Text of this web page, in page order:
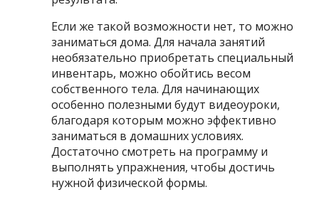
Если же такой возможности нет, то можно
заниматься дома. Для начала занятий
необязательно приобретать специальный
инвентарь, можно обойтись весом
собственного тела. Для начинающих
особенно полезными будут видеоуроки,
благодаря которым можно эффективно
заниматься в домашних условиях.
Достаточно смотреть на программу и
выполнять упражнения, чтобы достичь
нужной физической формы.